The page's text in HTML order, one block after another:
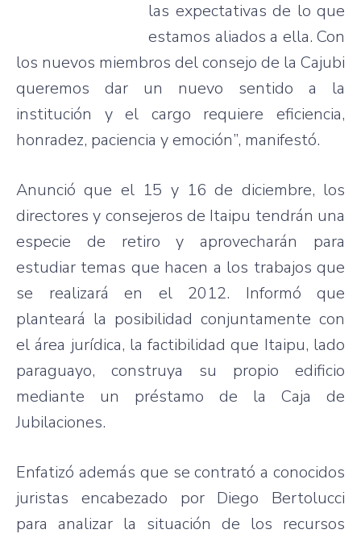
las expectativas de lo que
estamos aliados a ella. Con
los nuevos miembros delconsejo de la Cajubi
queremos
dar un nuevo sentido a la
institución y el cargo requiere eficiencia,
honradez, paciencia yemoción”, manifestó.
Anunció que el 15 y 16 de diciembre, los
directores y consejeros de Itaipu tendrán una
especie de retiro yaprovecharán
para
estudiar temas que hacen a los trabajos que
se realizará en el 2012. Informó
que
planteará la posibilidad conjuntamente con
elárea jurídica, lafactibilidad que Itaipu, lado
paraguayo, construya su propio
edificio
mediante un préstamo de la Caja de
Jubilaciones.
Enfatizó además que secontrató aconocidos
juristas
encabezado porDiego Bertolucci
para analizar la situación de los recursos